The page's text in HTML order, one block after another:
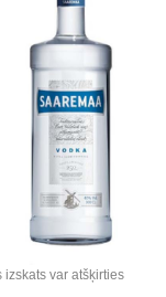
izskats var atšķirties